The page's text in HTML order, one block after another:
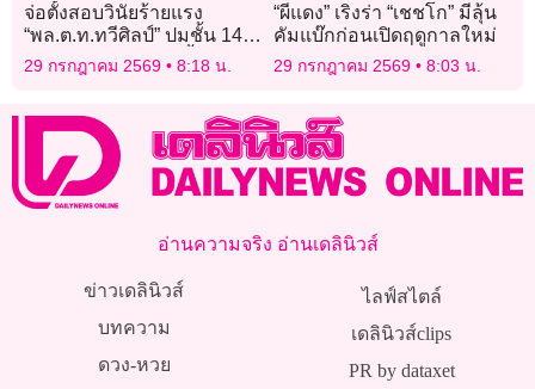
จ่อตั้งสอบวินัยร้ายแรง
“พล.ต.ท.ทวีศิลป์” ปมชั้น 14
หลังคณะกรรมการชี้เข้าข่าย
ผิดจริยธรรม
29 กรกฎาคม 2569 8:18 น.
“ผีแดง” เริงร่า “เชชโก” มีลุ้น
คัมแบ๊กก่อนเปิดฤดูกาลใหม่
29 กรกฎาคม 2569 8:03 น.
อ่านความจริง อ่านเดลินิวส์
ข่าวเดลินิวส์
บทความ
ดวง-หวย
ไลฟ์สไตล์
เดลินิวส์clips
PR by dataxet